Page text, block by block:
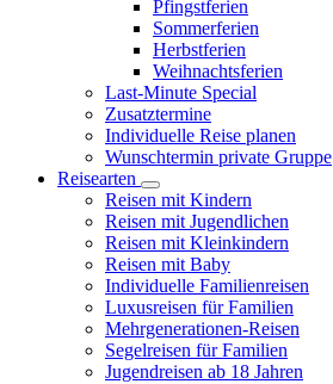
Pfingstferien
Sommerferien
Herbstferien
Weihnachtsferien
Last-Minute Special
Zusatztermine
Individuelle Reise planen
Wunschtermin private Gruppe
Reisearten
Reisen mit Kindern
Reisen mit Jugendlichen
Reisen mit Kleinkindern
Reisen mit Baby
Individuelle Familienreisen
Luxusreisen für Familien
Mehrgenerationen-Reisen
Segelreisen für Familien
Jugendreisen ab 18 Jahren